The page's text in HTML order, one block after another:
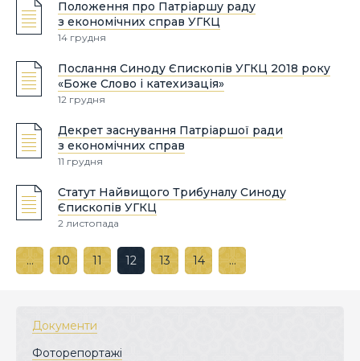
Положення про Патріаршу раду
з економічних справ УГКЦ
14 грудня
Послання Синоду Єпископів УГКЦ 2018 року
«Боже Слово і катехизація»
12 грудня
Декрет заснування Патріаршої ради
з економічних справ
11 грудня
Статут Найвищого Трибуналу Синоду
Єпископів УГКЦ
2 листопада
… 10 11 12 13 14 …
Документи
Фоторепортажі